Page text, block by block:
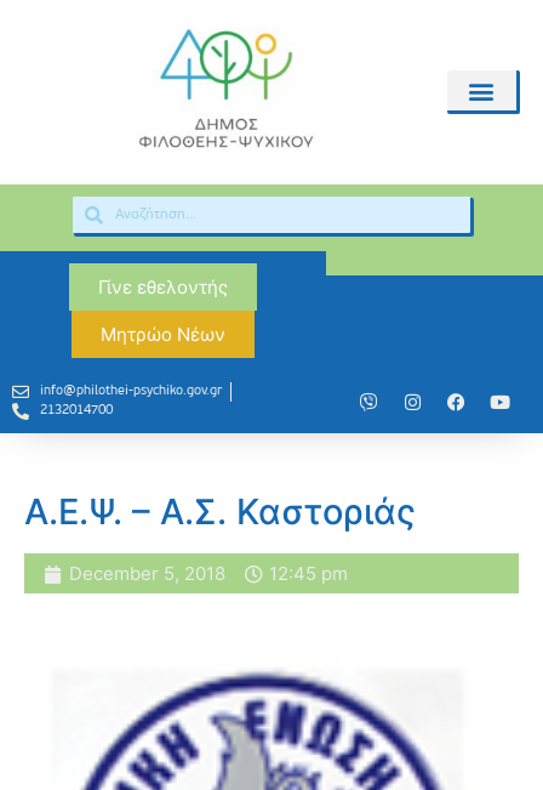
Γίνε εθελοντής
Μητρώο Νέων
info@philothei-psychiko.gov.gr
2132014700
Α.Ε.Ψ. – Α.Σ. Καστοριάς
December 5, 2018 12:45 pm